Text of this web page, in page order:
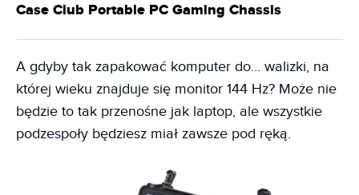
Case Club Portable PC Gaming Chassis
A gdyby tak zapakować komputer do... walizki, na
której wieku znajduje się monitor 144 Hz? Może nie
będzie to tak przenośne jak laptop, ale wszystkie
podzespoły będziesz miał zawsze pod ręką.